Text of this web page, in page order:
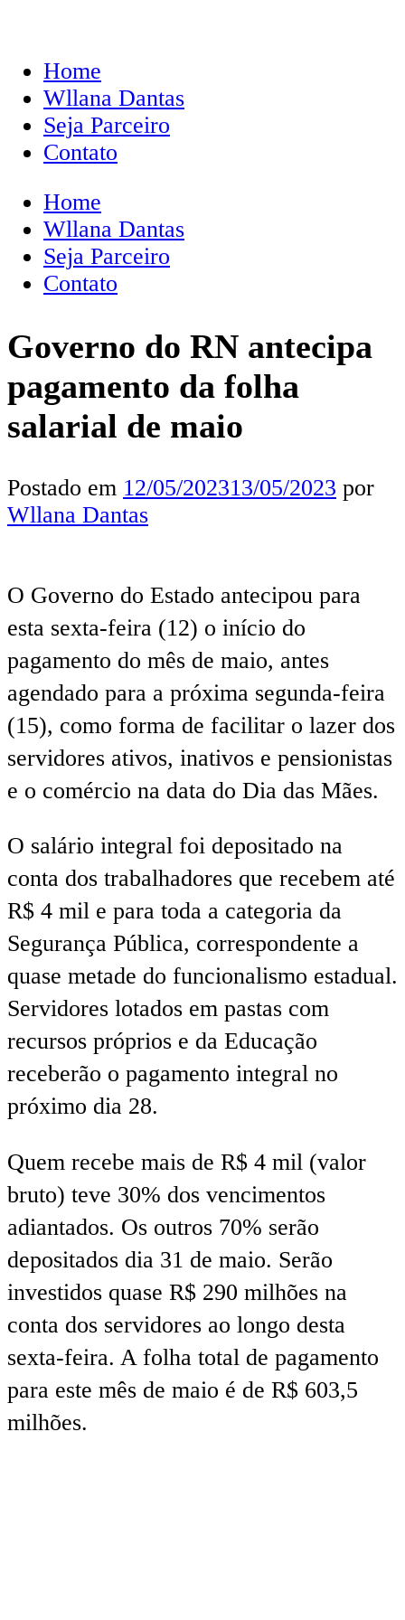
Home
Wllana Dantas
Seja Parceiro
Contato
Home
Wllana Dantas
Seja Parceiro
Contato
Governo do RN antecipa
pagamento da folha
salarial de maio
Postado em 12/05/202313/05/2023 por
Wllana Dantas
O Governo do Estado antecipou para
esta sexta-feira (12) o início do
pagamento do mês de maio, antes
agendado para a próxima segunda-feira
(15), como forma de facilitar o lazer dos
servidores ativos, inativos e pensionistas
e o comércio na data do Dia das Mães.
O salário integral foi depositado na
conta dos trabalhadores que recebem até
R$ 4 mil e para toda a categoria da
Segurança Pública, correspondente a
quase metade do funcionalismo estadual.
Servidores lotados em pastas com
recursos próprios e da Educação
receberão o pagamento integral no
próximo dia 28.
Quem recebe mais de R$ 4 mil (valor
bruto) teve 30% dos vencimentos
adiantados. Os outros 70% serão
depositados dia 31 de maio. Serão
investidos quase R$ 290 milhões na
conta dos servidores ao longo desta
sexta-feira. A folha total de pagamento
para este mês de maio é de R$ 603,5
milhões.